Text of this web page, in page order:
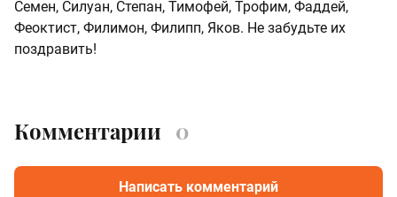
Семен, Силуан, Степан, Тимофей, Трофим, Фаддей,
Феоктист, Филимон, Филипп, Яков. Не забудьте их
поздравить!
Комментарии 0
Написать комментарий